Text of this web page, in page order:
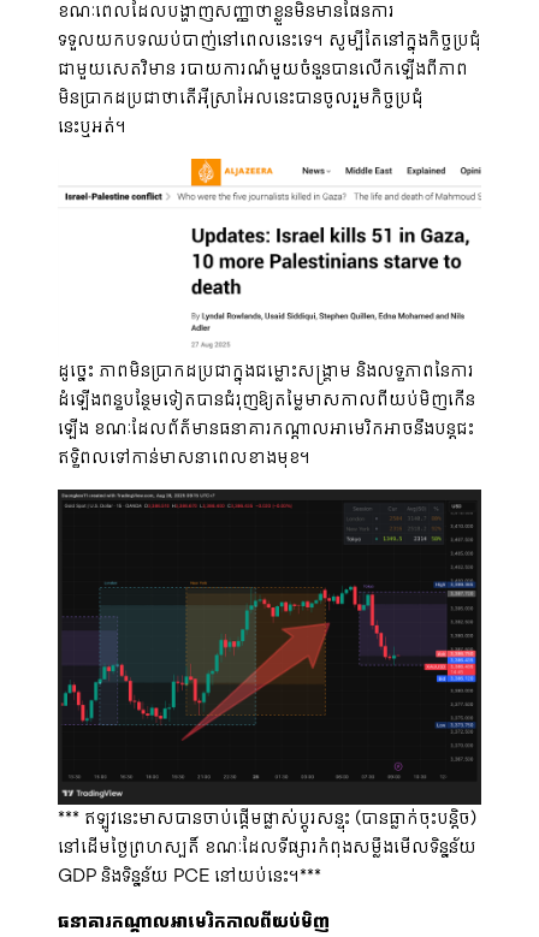
ខណៈពេលដែលបង្ហាញសញ្ញាថាខ្លួនមិនមានផែនការ
ទទួលយកបទឈប់បាញ់នៅពេលនេះទេ។ សូម្បីតែនៅក្នុងកិច្ចប្រជុំ
ជាមួយសេតវិមាន របាយការណ៍មួយចំនួនបានលើកឡើងពីភាព
មិនប្រាកដប្រជាថាតើអុីស្រាអែលនេះបានចូលរួមកិច្ចប្រជុំ
នេះឬអត់។
ដូច្នេះ ភាពមិនប្រាកដប្រជាក្នុងជម្លោះសង្រ្គាម និងលទ្ធភាពនៃការ
ដំឡើងពន្ធបន្ថែមទៀតបានជំរុញឱ្យតម្លៃមាសកាលពីយប់មិញកើន
ឡើង ខណៈដែលព័ត៌មានធនាគារកណ្តាលអាមេរិកអាចនឹងបន្តជះ
ឥទ្ធិពលទៅកាន់មាសនាពេលខាងមុខ។
*** ឥឡូវនេះមាសបានចាប់ផ្តើមផ្លាស់ប្តូរសន្ទុះ (បានធ្លាក់ចុះបន្តិច)
នៅដើមថ្ងៃព្រហស្បតិ៍ ខណៈដែលទីផ្សារកំពុងសម្លឹងមើលទិន្នន័យ
GDP និងទិន្នន័យ PCE នៅយប់នេះ។***
ធនាគារកណ្តាលអាមេរិកកាលពីយប់មិញ